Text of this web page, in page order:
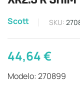
Scott SKU:
44,64€
Modelo: 270899